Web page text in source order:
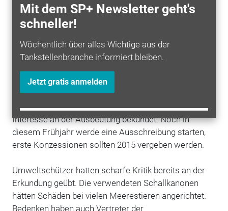
Mit dem SP+ Newsletter geht's
schneller!
Wöchentlich über alles Wichtige aus der
Tankstellenbranche informiert bleiben.
Jetzt gratis anmelden
Berufung auf das norwegische
Explorationsunternehmen "Spektrum" Auch wenn man
über die Größe der Funde noch nichts sagen könne,
so seien sie auf jeden Fall für eine Ausbeutung
interessant, weil sie in geringer Tiefe lägen, wurde
Kroatiens Wirtschaftsminister Ivan Vrdoljak sagte,
rund 20 Öl- und Gasgesellschaften hätten bereits ihr
Interesse an der Ausbeutung bekundet. Noch in
diesem Frühjahr werde eine Ausschreibung starten,
erste Konzessionen sollten 2015 vergeben werden.
Umweltschützer hatten scharfe Kritik bereits an der
Erkundung geübt. Die verwendeten Schallkanonen
hätten Schäden bei vielen Meerestieren angerichtet.
Bedenken haben auch Vertreter der